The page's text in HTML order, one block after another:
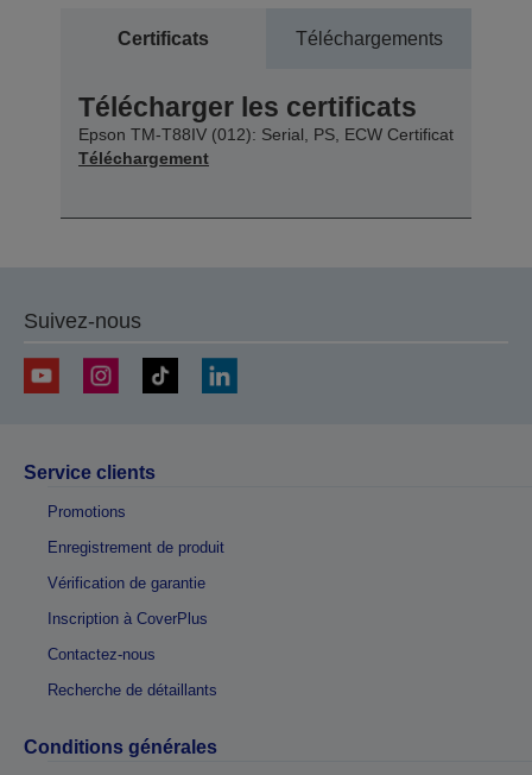
Certificats Téléchargements
Télécharger les certificats
Epson TM-T88IV (012): Serial, PS, ECW Certificat
Téléchargement
Suivez-nous
Service clients
Promotions
Enregistrement de produit
Vérification de garantie
Inscription à CoverPlus
Contactez-nous
Recherche de détaillants
Conditions générales